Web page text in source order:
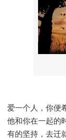
爱一个人，你便
他和你在一起的
有的坚持，去迁